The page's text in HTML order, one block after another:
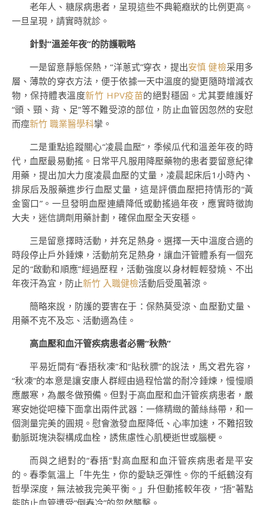
老年人、糖尿病患者，呈現這些不典範癥狀的比例更高。
一旦呈現，請實時就診。
針對“溫差年夜”的防護戰略
一是留意靜態保熱，“洋蔥式”穿衣，提出安慎 健檢采用多
層、薄款的穿衣方法，便于依據一天中溫度的變更隨時增減衣
物，保持體表溫度新竹 HPV疫苗的絕對穩固。尤其要維護好
“頭、頸、背、足”等不難受涼的部位，防止血管因忽然的安慰
而痙新竹 職業醫學科攣。
二是重點追蹤關心“凌晨血壓”，季候瓜代和溫差年夜的時
代，血壓最易動搖。日常平凡服用降壓藥物的患者要留意紀律
用藥，提出加大力度凌晨血壓的丈量，凌晨起床后1小時內、
排尿后及服藥進步行血壓丈量，這是評價血壓把持情形的“黃
金窗口”。一旦發明血壓連續降低或動搖過年夜，應實時徵詢
大夫，迷信調劑用藥計劃，確保血壓全天安穩。
三是留意擇時活動，并充足熱身。選擇一天中溫度合適的
時段停止戶外錘煉，活動前充足熱身，讓血汗管體系有一個充
足的“啟動和順應”經過歷程，活動強度以身材輕輕發燒、不出
年夜汗為宜，防止新竹 入職健檢活動后受風著涼。
簡略來說，防護的要害在于：保熱莫受涼、血壓勤丈量、
用藥不克不及忘、活動適為佳。
高血壓和血汗管疾病患者必需“秋熱”
平易近間有“春捂秋凍”和“貼秋膘”的說法，馬文君先容，
“秋凍”的本意是讓安康人群經由過程恰當的耐冷錘煉，慢慢順
應嚴寒，為嚴冬做預備。但對于高血壓和血汗管疾病患者，嚴
寒安她從吧檯下面拿出兩件武器：一條精緻的蕾絲絲帶，和一
個測量完美的圓規。慰會激發血壓降低、心率加速，不難招致
動脈斑塊決裂構成血栓，誘焦慮性心肌梗逝世或腦梗。
而與之絕對的“春捂”對高血壓和血汗管疾病患者是平安
的。春季氣溫上「牛先生，你的愛缺乏彈性。你的千紙鶴沒有
哲學深度，無法被我完美平衡。」升但動搖較年夜，“捂”著點
能防止血管遭受“倒春冷”的忽然襲擊。